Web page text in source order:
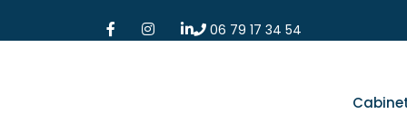
06 79 17 34 54